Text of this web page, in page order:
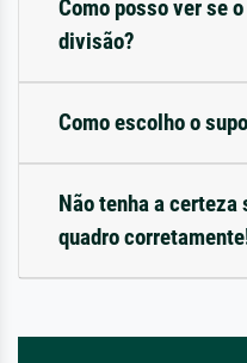
Como posso ver se
divisão?
Como escolho o
Não tenha a
quadro